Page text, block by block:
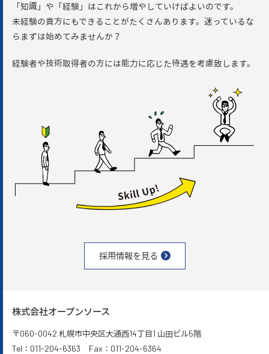
「知識」や「経験」はこれから増やしていけばよいのです。
未経験の貴方にもできることがたくさんあります。迷っているな
らまずは始めてみませんか？
経験者や技術取得者の方には能力に応じた待遇を考慮致します。
採用情報を見る
株式会社オープンソース
〒060-0042 札幌市中央区大通西14丁目1 山田ビル5階
Tel：011-204-6363 Fax：011-204-6364